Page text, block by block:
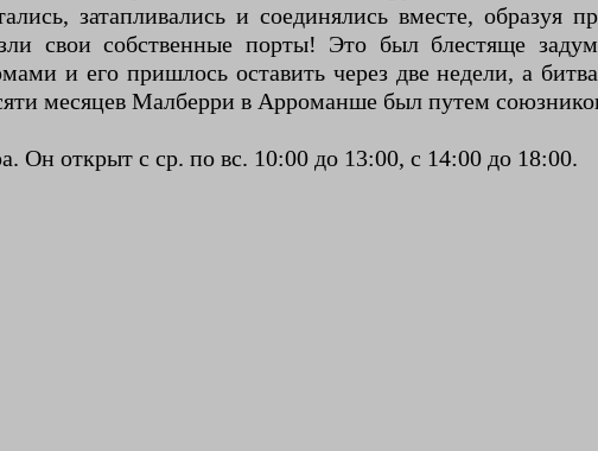
затапливались и соединялись вместе,
свои собственные порты! Это был блестяще
и его пришлось оставить через две недели, а
месяцев Малберри в Арроманше был путем
открыт с ср. по вс. 10:00 до 13:00, с 14:00 до 18:00.